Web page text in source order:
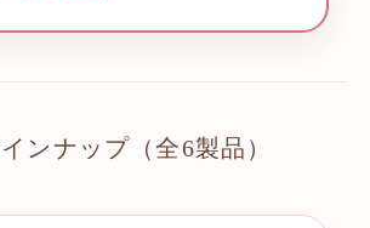
ンナップ（全6製品）